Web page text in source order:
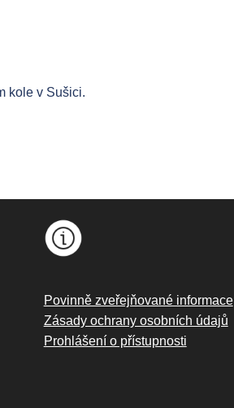
kole v Sušici.
Povinně zveřejňované informace
Zásady ochrany osobních údajů
Prohlášení o přístupnosti